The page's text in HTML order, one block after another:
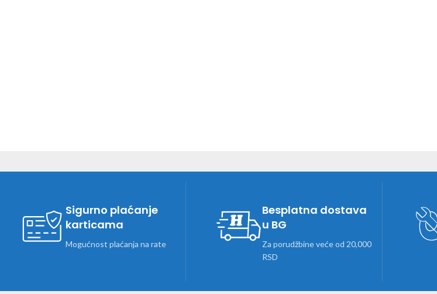
Sigurno plaćanje
karticama
Mogućnost plaćanja na rate
Besplatna dostava
u BG
Za porudžbine veće od 20,000
RSD